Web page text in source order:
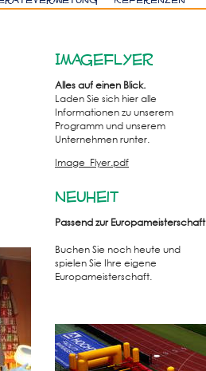
Imageflyer
Alles auf einen Blick.
Laden Sie sich hier alle
Informationen zu unserem
Programm und unserem
Unternehmen runter.
Image_Flyer.pdf
Neuheit
Passend zur Europameisterschaft
Buchen Sie noch heute und
spielen Sie Ihre eigene
Europameisterschaft.